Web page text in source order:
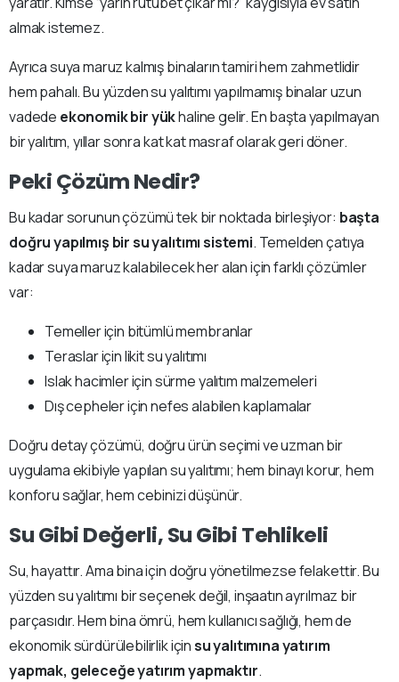
almak istemez.
Ayrıca suya maruz kalmış binaların tamiri hem zahmetlidir
hem pahalı. Bu yüzden su yalıtımı yapılmamış binalar uzun
vadede ekonomik bir yükhaline gelir. En başta yapılmayan
bir yalıtım, yıllar sonra kat kat masraf olarak geri döner.
Peki Çözüm Nedir?
Bu kadar sorunun çözümü tek bir noktada birleşiyor: başta
doğru yapılmış bir su yalıtımı sistemi. Temelden çatıya
kadar suya maruz kalabilecek her alan için farklı çözümler
var:
Temeller için bitümlü membranlar
Teraslar için likit su yalıtımı
Islak hacimler için sürme yalıtım malzemeleri
Dış cepheler için nefes alabilen kaplamalar
Doğru detay çözümü, doğru ürün seçimi ve uzman bir
uygulama ekibiyle yapılan su yalıtımı; hem binayı korur, hem
konforu sağlar, hem cebinizi düşünür.
Su Gibi Değerli, Su Gibi Tehlikeli
Su, hayattır. Ama bina için doğru yönetilmezse felakettir. Bu
yüzden su yalıtımı bir seçenek değil, inşaatın ayrılmaz bir
parçasıdır. Hem bina ömrü, hem kullanıcı sağlığı, hem de
ekonomik sürdürülebilirlik içinsu yalıtımına yatırım
yapmak, geleceğe yatırım yapmaktır.